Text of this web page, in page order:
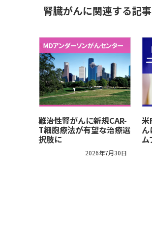
腎臓がんに関連する記事
難治性腎がんに新規CAR-
T細胞療法が有望な治療選
択肢に
2026年7月30日
米
ム